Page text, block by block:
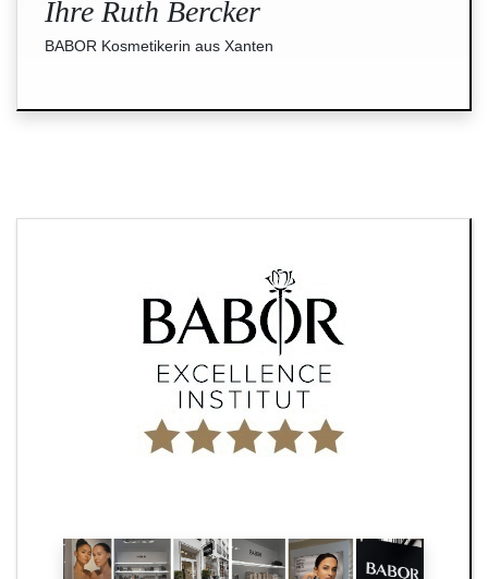
Ihre Ruth Bercker
BABOR Kosmetikerin aus Xanten